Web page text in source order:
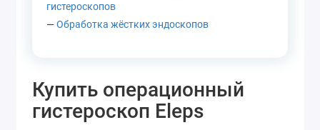
гистероскопов
—Обработка жёстких эндоскопов
Купить операционный
гистероскоп Eleps